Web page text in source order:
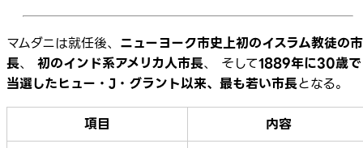
マムダニは就任後、 ニューヨーク市史上初のイスラム教徒の市
長、 初のインド系アメリカ人市長、 そして1889年に30歳で
当選したヒュー・J・グラント以来、最も若い市長となる。
項目
内容